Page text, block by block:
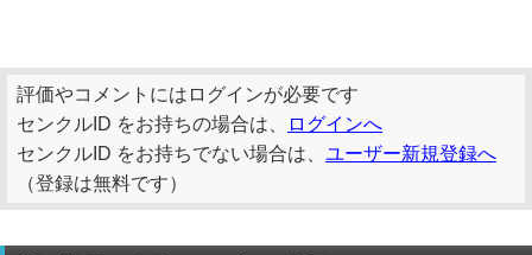
評価やコメントにはログインが必要です
センクルID をお持ちの場合は、
ログインへ
センクルID をお持ちでない場合は、 ユーザー新規登録へ
（登録は無料です）